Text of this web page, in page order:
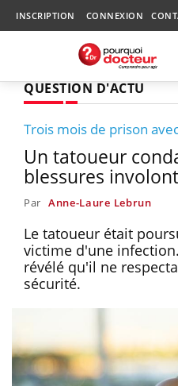
INSCRIPTION CONNEXION
QUESTION D'ACTU
Trois mois de prison
Un tatoueur
blessures
Par Anne-Laure Lebrun
Le tatoueur était
victime d'une
révélé qu'il ne
sécurité.